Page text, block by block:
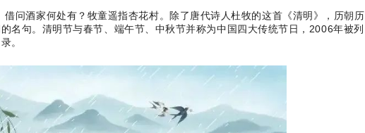
借问酒家何处有？牧童遥指杏花村。除了唐代诗人杜牧的这首《清明》，历朝历
名句。清明节与春节、端午节、中秋节并称为中国四大传统节日，2006年被列
。